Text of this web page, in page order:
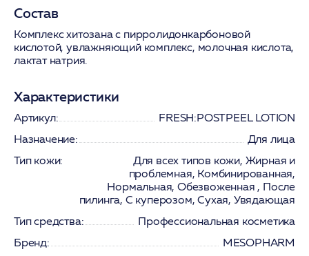
Состав
Комплекс хитозана с пирролидонкарбоновой
кислотой, увлажняющий комплекс, молочная кислота,
лактат натрия.
Характеристики
Артикул:
FRESH:POSTPEEL LOTION
Назначение:
Для лица
Тип кожи:
Для всех типов кожи, Жирная и
проблемная, Комбинированная,
Нормальная, Обезвоженная , После
пилинга, С куперозом, Сухая, Увядающая
Тип средства:
Профессиональная косметика
Бренд:
MESOPHARM